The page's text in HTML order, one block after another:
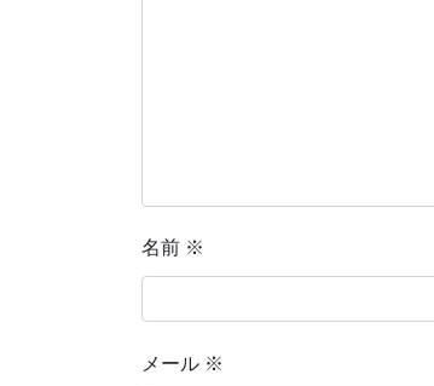
名前 ※
メール ※